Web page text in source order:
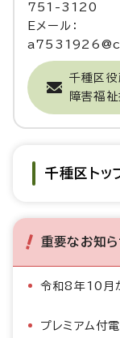
751-3120
Eメール：
千種区
障害福
千種区トッ
重要なお知ら
令和8年10月
プレミアム付